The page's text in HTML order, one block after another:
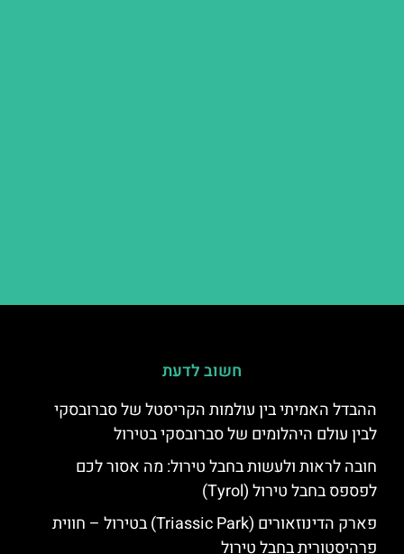
חשוב לדעת
ההבדל האמיתי בין עולמות הקריסטל של סברובסקי
לבין עולם היהלומים של סברובסקי בטירול
חובה לראות ולעשות בחבל טירול: מה אסור לכם
לפספס בחבל טירול (Tyrol)
פארק הדינוזאורים (Triassic Park) בטירול – חווית
פרהיסטורית בחבל טירול